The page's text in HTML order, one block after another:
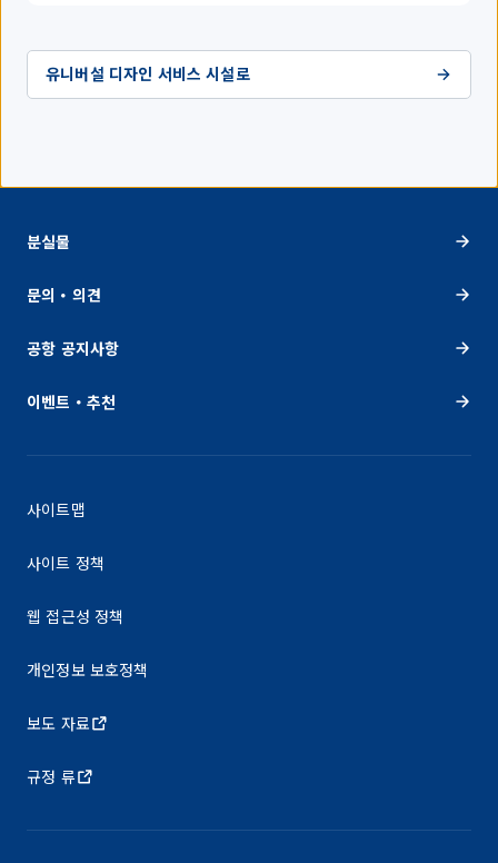
유니버설 디자인 서비스 시설로
분실물
문의・의견
공항 공지사항
이벤트・추천
사이트맵
사이트 정책
웹 접근성 정책
개인정보 보호정책
보도 자료
규정 류